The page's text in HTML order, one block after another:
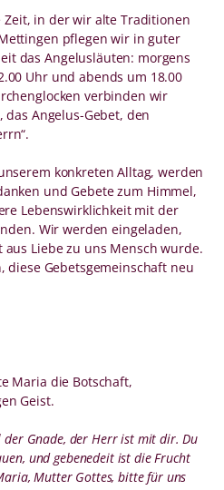
in der wir alte Traditionen
pflegen wir in guter
das Angelusläuten: morgens
Uhr und abends um 18.00
verbinden wir
Angelus-Gebet, den
konkreten Alltag, werden
und Gebete zum Himmel,
Lebenswirklichkeit mit der
Wir werden eingeladen,
Liebe zu uns Mensch wurde.
diese Gebetsgemeinschaft neu
Maria die Botschaft,
Geist.
der Gnade, der Herr ist mit dir. Du
und gebenedeit ist die Frucht
Mutter Gottes, bitte für uns